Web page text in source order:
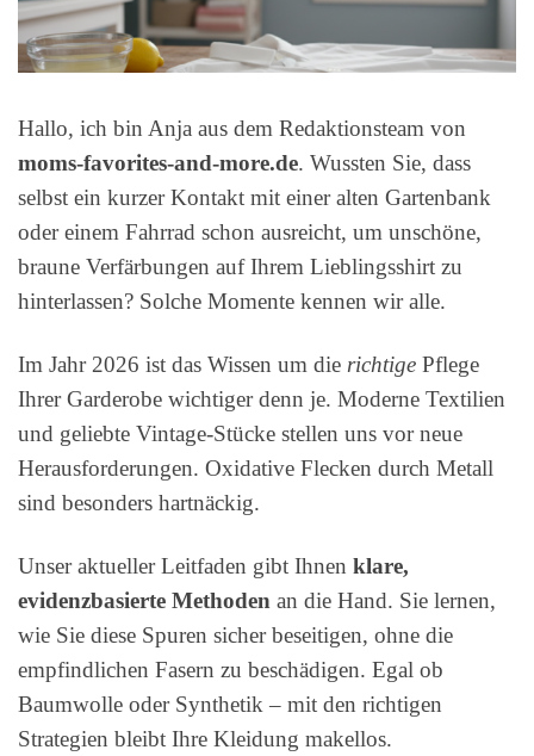
Hallo, ich bin Anja aus dem Redaktionsteam von
moms-favorites-and-more.de. Wussten Sie, dass
selbst ein kurzer Kontakt mit einer alten Gartenbank
oder einem Fahrrad schon ausreicht, um unschöne,
braune Verfärbungen auf Ihrem Lieblingsshirt zu
hinterlassen? Solche Momente kennen wir alle.
Im Jahr 2026 ist das Wissen um die richtige Pflege
Ihrer Garderobe wichtiger denn je. Moderne Textilien
und geliebte Vintage-Stücke stellen uns vor neue
Herausforderungen. Oxidative Flecken durch Metall
sind besonders hartnäckig.
Unser aktueller Leitfaden gibt Ihnen klare,
evidenzbasierte Methoden an die Hand. Sie lernen,
wie Sie diese Spuren sicher beseitigen, ohne die
empfindlichen Fasern zu beschädigen. Egal ob
Baumwolle oder Synthetik – mit den richtigen
Strategien bleibt Ihre Kleidung makellos.